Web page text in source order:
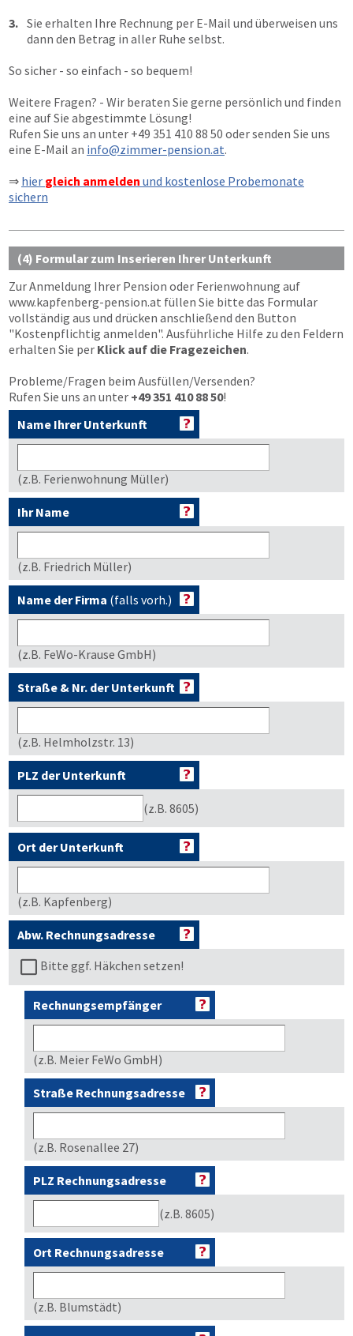
3. Sie erhalten Ihre Rechnung per E-Mail und überweisen uns
dann den Betrag in aller Ruhe selbst.
So sicher - so einfach - so bequem!
Weitere Fragen? - Wir beraten Sie gerne persönlich und finden
eine auf Sie abgestimmte Lösung!
Rufen Sie uns an unter +49 351 410 88 50 oder senden Sie uns
eine E-Mail an info@zimmer-pension.at.
⇒ hier gleich anmelden und kostenlose Probemonate
sichern
(4) Formular zum Inserieren Ihrer Unterkunft
Zur Anmeldung Ihrer Pension oder Ferienwohnung auf
www.kapfenberg-pension.at füllen Sie bitte das Formular
vollständig aus und drücken anschließend den Button
"Kostenpflichtig anmelden". Ausführliche Hilfe zu den Feldern
erhalten Sie per Klick auf die Fragezeichen.
Probleme/Fragen beim Ausfüllen/Versenden?
Rufen Sie uns an unter +49 351 410 88 50!
Name Ihrer Unterkunft
(z.B. Ferienwohnung Müller)
Ihr Name
(z.B. Friedrich Müller)
Name der Firma (falls vorh.)
(z.B. FeWo-Krause GmbH)
Straße & Nr. der Unterkunft
(z.B. Helmholzstr. 13)
PLZ der Unterkunft
(z.B. 8605)
Ort der Unterkunft
(z.B. Kapfenberg)
Abw. Rechnungsadresse
Bitte ggf. Häkchen setzen!
Rechnungsempfänger
(z.B. Meier FeWo GmbH)
Straße Rechnungsadresse
(z.B. Rosenallee 27)
PLZ Rechnungsadresse
(z.B. 8605)
Ort Rechnungsadresse
(z.B. Blumstädt)